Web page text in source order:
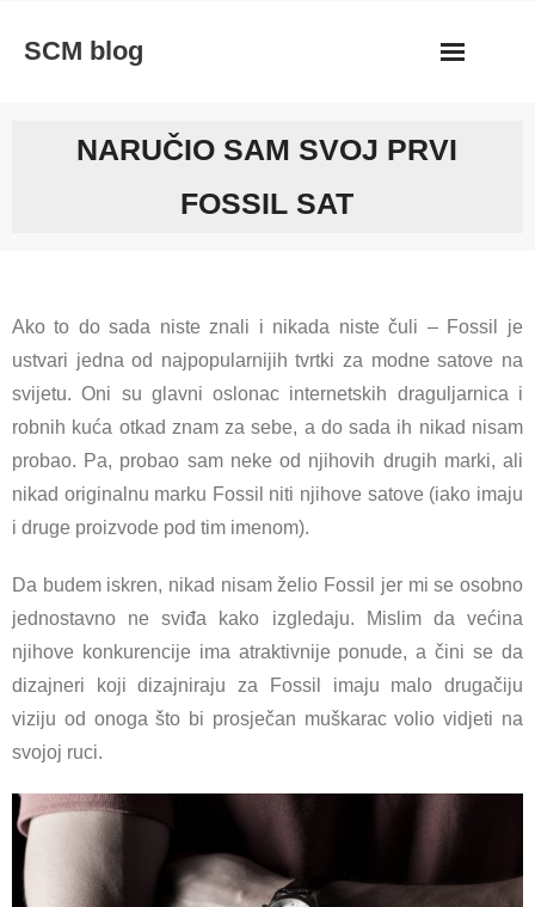
SCM blog
NARUČIO SAM SVOJ PRVI
FOSSIL SAT
Ako to do sada niste znali i nikada niste čuli – Fossil je
ustvari jedna od najpopularnijih tvrtki za modne satove na
svijetu. Oni su glavni oslonac internetskih draguljarnica i
robnih kuća otkad znam za sebe, a do sada ih nikad nisam
probao. Pa, probao sam neke od njihovih drugih marki, ali
nikad originalnu marku Fossil niti njihove satove (iako imaju
i druge proizvode pod tim imenom).
Da budem iskren, nikad nisam želio Fossil jer mi se osobno
jednostavno ne sviđa kako izgledaju. Mislim da većina
njihove konkurencije ima atraktivnije ponude, a čini se da
dizajneri koji dizajniraju za Fossil imaju malo drugačiju
viziju od onoga što bi prosječan muškarac volio vidjeti na
svojoj ruci.